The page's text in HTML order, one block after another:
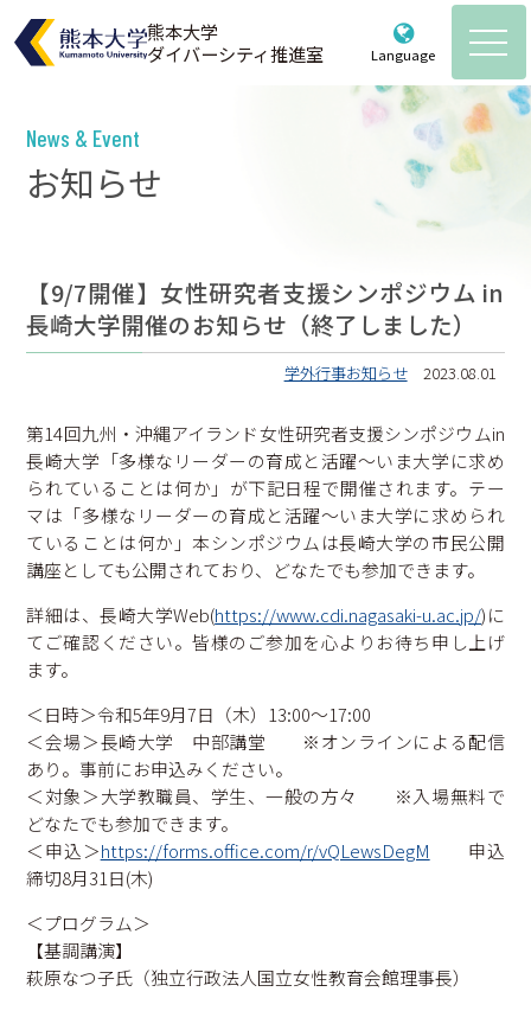
熊本大学
ダイバーシティ推進室
Language
Powered by
News & Event
お知らせ
【9/7開催】女性研究者支援シンポジウム in
長崎大学開催のお知らせ（終了しました）
学外行事お知らせ 2023.08.01
第14回九州・沖縄アイランド女性研究者支援シンポジウムin
長崎大学「多様なリーダーの育成と活躍～いま大学に求め
られていることは何か」が下記日程で開催されます。テー
マは「多様なリーダーの育成と活躍～いま大学に求められ
ていることは何か」本シンポジウムは長崎大学の市民公開
講座としても公開されており、どなたでも参加できます。
詳細は、長崎大学Web(https://www.cdi.nagasaki-u.ac.jp/)に
てご確認ください。皆様のご参加を心よりお待ち申し上げ
ます。
＜日時＞令和5年9月7日（木）13:00～17:00
＜会場＞長崎大学 中部講堂 ※オンラインによる配信
あり。事前にお申込みください。
＜対象＞大学教職員、学生、一般の方々 ※入場無料で
どなたでも参加できます。
＜申込＞https://forms.office.com/r/vQLewsDegM 申込
締切8月31日(木)
＜プログラム＞
【基調講演】
萩原なつ子氏（独立行政法人国立女性教育会館理事長）
熊本大学ダイバーシティ推進室
ホーム
推進室について
ご挨拶・メンバー紹介・体制図
各種取組
計画・ガイドライン
女性研究者支援
教育・啓発
育児・介護情報
育児・介護支援制度のご案内
学内保育施設等
統計データ
ダイバーシティ
熊本大学ダイバーシティ宣言
コラム
相談窓口・お問い合わせ